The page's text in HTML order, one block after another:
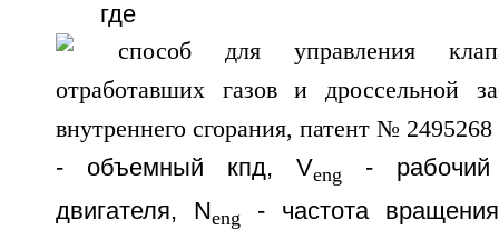
где
- объемный кпд, Veng
- рабочий
двигателя, Neng
- частота